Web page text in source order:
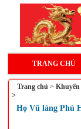
TRANG CHỦ
Trang chủ > Khuyến
>
Họ Vũ làng Phú